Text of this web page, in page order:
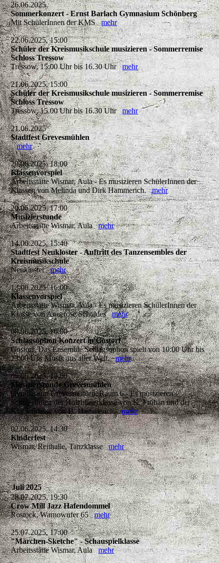
26.06.2025
Sommerkonzert - Ernst Barlach Gymnasium Schönberg
Mit SchülerInnen der KMSmehr
22.06.2025, 15:00
Schüler der Kreismusikschule musizieren - Sommerremise
Schloss Tressow
Tressow, 15:00 Uhr bis 16.30 Uhrmehr
21.06.2025, 15:00
Schüler der Kreismusikschule musizieren - Sommerremise
Schloss Tressow
Tressow, 15.00 Uhr bis 16.30 Uhrmehr
21.06.2025
Stadtfest Grevesmühlen
mehr
20.06.2025, 18:00
Klassenvorspiel
Arbeitsstätte Wismar, Aula - Es musizieren SchülerInnen der
Klassen von Melinda und Dirk Hammerich.mehr
20.06.2025, 17:00
Musizierstunde
Arbeitsstätte Wismar, Aulamehr
14.06.2025, 15:40
Stadtfest Neukloster - Auftritt des Tanzensembles der
Kreismusikschule
Neuklostermehr
13.06.2025, 16:00
Klassenvorspiel
Arbeitsstätte Wismar, Aula - Es musizieren SchülerInnen der
Klasse von Annerose Schuldesmehr
08.06.2025, 10:00
Schlagsophon Konzert in Gostorf
Gostorf, Das Ensemble Schlagsophon spielt von 10:00 Uhr bis
13:00 Uhr Musik aus aller Welt.mehr
05.06.2025, 18:00
Musizierstunde Grevesmühlen
Gymnasium Grevesmühlen, Raum 6 - Es musizieren
SchülerInnen der Holzbläserklasse von K. Frölian und der
Klavierklasse von D. Hammerich.mehr
02.06.2025, 14:30
Kinderfest
Wismar, Reithalle, Tanzklassemehr
Juli 2025
28.07.2025, 19:30
Crow Mill Jazz Hafendommel
Rostock, Warnowufer 65mehr
25.07.2025, 17:00
"Märchen-Sketche" - Schauspielklasse
Arbeitsstätte Wismar, Aulamehr